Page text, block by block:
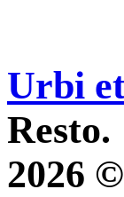
Urbi
Resto.
2026